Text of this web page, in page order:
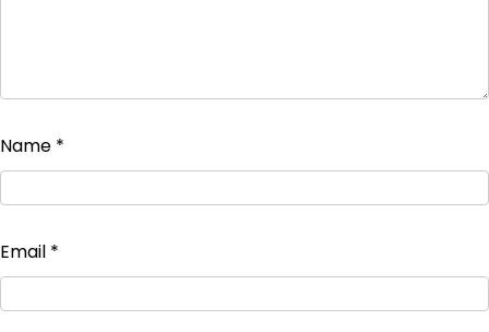
Name *
Email *